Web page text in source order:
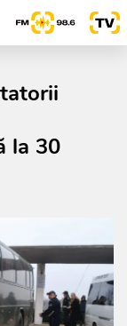
la 30